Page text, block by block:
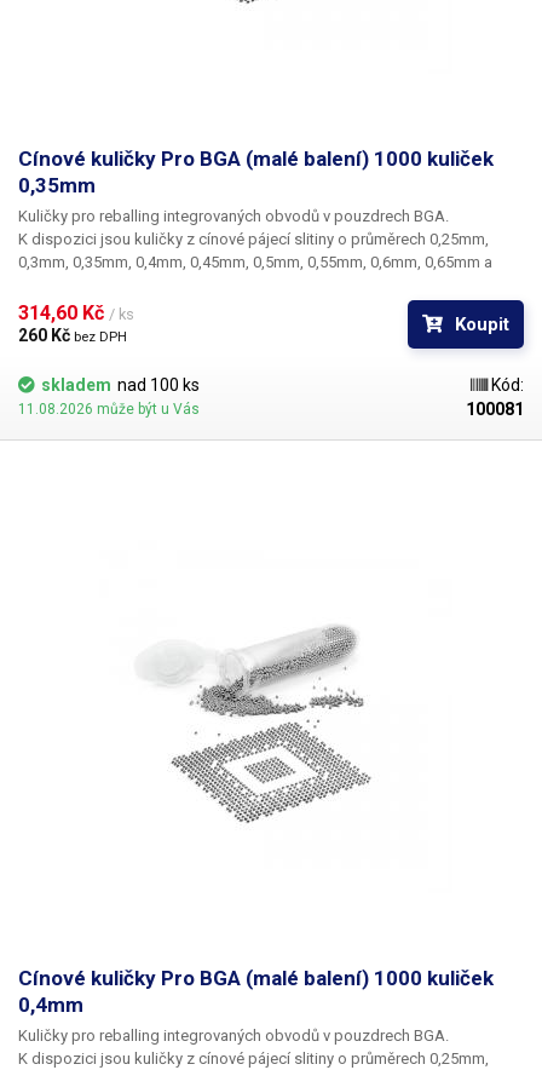
Cínové kuličky Pro BGA (malé balení) 1000 kuliček
0,35mm
Kuličky pro reballing integrovaných obvodů v pouzdrech BGA.
K dispozici jsou kuličky z cínové pájecí slitiny o průměrech 0,25mm,
0,3mm, 0,35mm, 0,4mm, 0,45mm, 0,5mm, 0,55mm, 0,6mm, 0,65mm a
BGA mřížky pro překuličkování. Ampule obsahuje vždy 1000 kusů
kuliček o daném průměru.
314,60 Kč / ks
260 Kč bez DPH
Koupit
skladem nad 100 ks
11.08.2026 může být u Vás
Kód:
100081
Cínové kuličky Pro BGA (malé balení) 1000 kuliček
0,4mm
Kuličky pro reballing integrovaných obvodů v pouzdrech BGA.
K dispozici jsou kuličky z cínové pájecí slitiny o průměrech 0,25mm,